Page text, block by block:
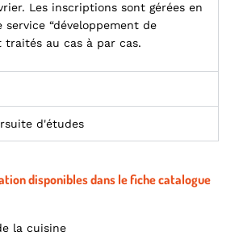
Les inscriptions sont gérées en
“développement de
traités au cas à par cas.
d'études
disponibles dans le fiche catalogue
la cuisine